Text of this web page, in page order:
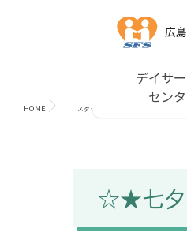
デイサ
セン
HOME スタッフブログ
☆★七